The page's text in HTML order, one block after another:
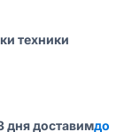
техники
дня доставимдо